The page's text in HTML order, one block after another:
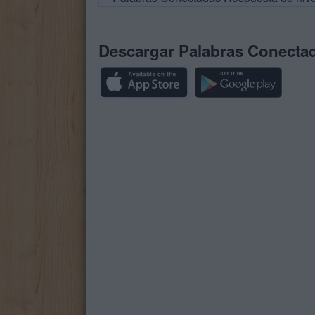
Descargar Palabras